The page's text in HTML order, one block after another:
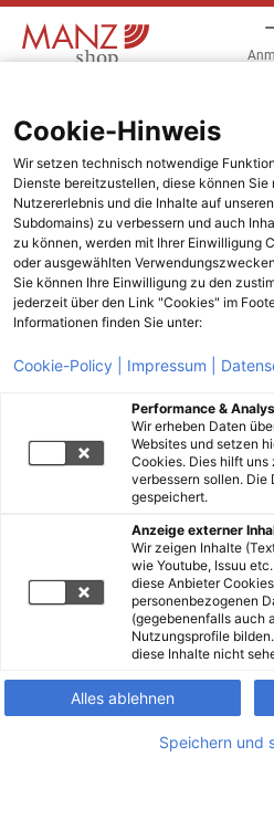
Cookie-Hinweis
Wir setzen technisch notwendige
Dienste bereitzustellen, diese können Sie
Nutzererlebnis und die Inhalte auf
Subdomains) zu verbessern und auch
zu können, werden mit Ihrer Einwilligung
oder ausgewählten
Sie können Ihre Einwilligung zu den
jederzeit über den Link "Cookies" im
Informationen finden Sie unter:
Cookie-Policy | Impressum |
Performance &
Wir erheben Daten
Websites und setzen
Cookies. Dies hilft
verbessern sollen. Die
gespeichert.
Anzeige externer
Wir zeigen Inhalte
wie Youtube, Issuu
diese Anbieter
personenbezogenen
(gegebenenfalls auch
Nutzungsprofile
diese Inhalte nicht
Alles ablehnen
Speichern und